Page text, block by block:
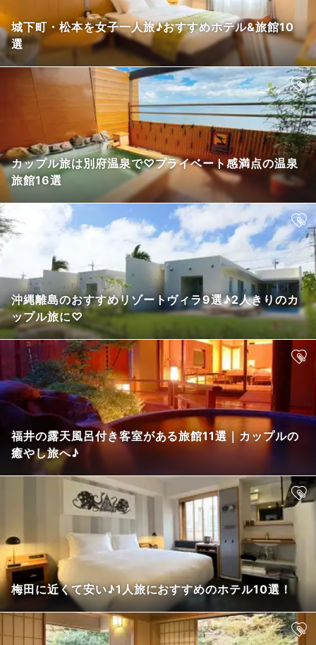
城下町・松本を女子一人旅♪おすすめホテル&旅館10
選
カップル旅は別府温泉で♡プライベート感満点の温泉
旅館16選
沖縄離島のおすすめリゾートヴィラ9選♪2人きりのカ
ップル旅に♡
福井の露天風呂付き客室がある旅館11選｜カップルの
癒やし旅へ♪
梅田に近くて安い♪1人旅におすすめのホテル10選！